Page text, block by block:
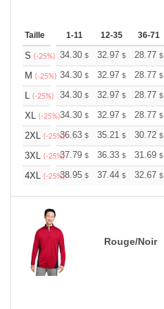
Taille 1-11 12-35 36-71
S (-25%) 34.30 $ 32.97 $ 28.77 $
M (-25%) 34.30 $ 32.97 $ 28.77 $
L (-25%) 34.30 $ 32.97 $ 28.77 $
XL (-25%)34.30 $ 32.97 $ 28.77 $
2XL (-25%)36.63 $ 35.21 $ 30.72 $
3XL (-25%)37.79 $ 36.33 $ 31.69 $
4XL (-25%)38.95 $ 37.44 $ 32.67 $
Rouge/Noir